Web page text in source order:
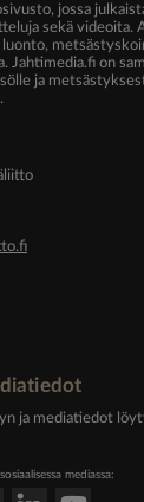
jossa
sekä videoita.
luonto,
Jahtimedia.fi on
ja
ja mediatiedot
mediassa: